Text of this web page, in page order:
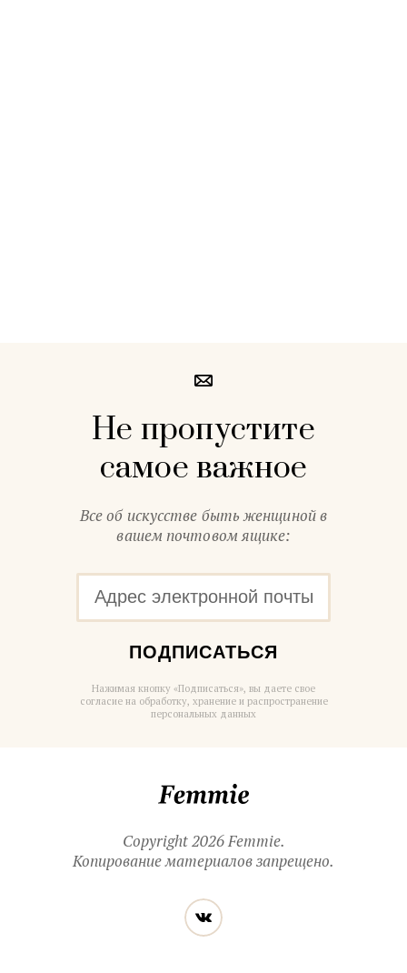
Не пропустите
самое важное
Все об искусстве быть женщиной в
вашем почтовом ящике:
ПОДПИСАТЬСЯ
Нажимая кнопку «Подписаться», вы даете свое
согласие на обработку, хранение и распространение
персональных данных
Copyright 2026 Femmie.
Копирование материалов запрещено.
Читайте
нас
в социальных